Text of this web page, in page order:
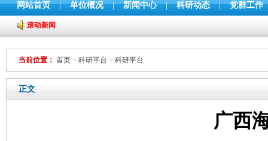
网站首页 | 单位概况 | 新闻中心 | 科研动态 | 党群工作
滚动新闻
当前位置： 首页 > 科研平台 > 科研平台
正文
广西